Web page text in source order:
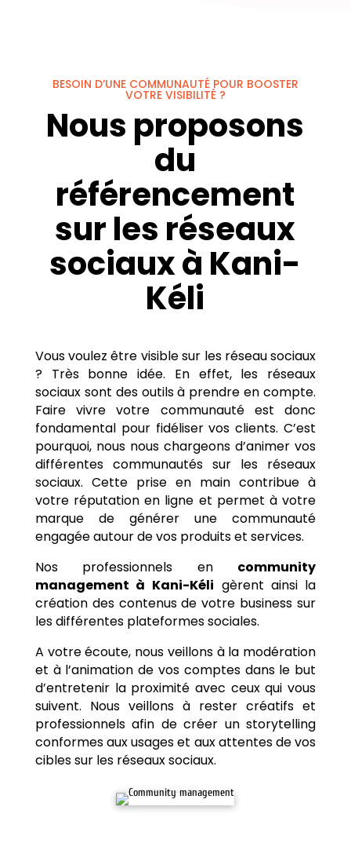
BESOIN D’UNE COMMUNAUTÉ POUR BOOSTER
VOTRE VISIBILITÉ ?
Nous proposons
du
référencement
sur les réseaux
sociaux à Kani-
Kéli
Vous voulez être visible sur les réseau sociaux
? Très bonne idée. En effet, les réseaux
sociaux sont des outils à prendre en compte.
Faire vivre votre communauté est donc
fondamental pour fidéliser vos clients. C’est
pourquoi, nous nous chargeons d’animer vos
différentes communautés sur les réseaux
sociaux. Cette prise en main contribue à
votre réputation en ligne et permet à votre
marque de générer une communauté
engagée autour de vos produits et services.
Nos professionnels en community
management à Kani-Kéli gèrent ainsi la
création des contenus de votre business sur
les différentes plateformes sociales.
A votre écoute, nous veillons à la modération
et à l’animation de vos comptes dans le but
d’entretenir la proximité avec ceux qui vous
suivent. Nous veillons à rester créatifs et
professionnels afin de créer un storytelling
conformes aux usages et aux attentes de vos
cibles sur les réseaux sociaux.